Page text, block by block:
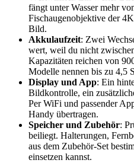
fängt unter Wasser mehr
Fischaugenobjektive der
Bild.
Akkulaufzeit: Zwei
wert, weil du nicht
Kapazitäten reichen von
Modelle nennen bis zu 4,5
Display und App: Ein
Bildkontrolle, ein
Per WiFi und passender
Handy übertragen.
Speicher und Zubehör:
beiliegt. Halterungen,
aus dem Zubehör-Set
einsetzen kannst.